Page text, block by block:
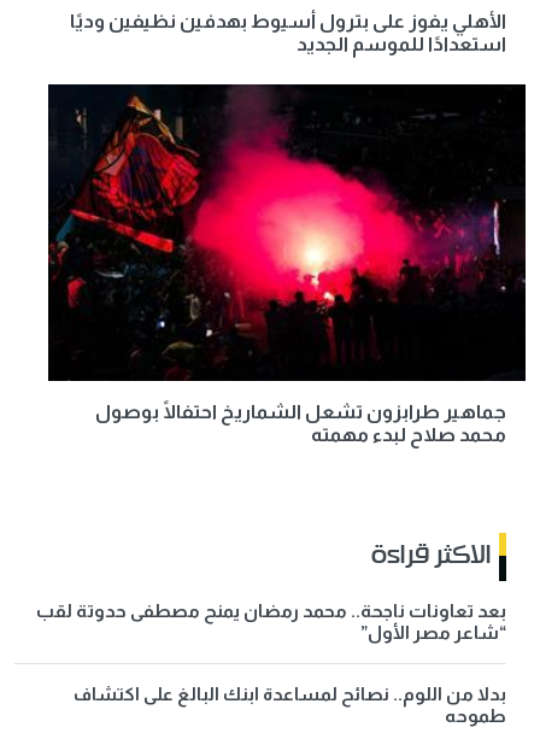
الأهلي يفوز على بترول أسيوط بهدفين نظيفين وديًا
استعدادًا للموسم الجديد
جماهير طرابزون تشعل الشماريخ احتفالًا بوصول
محمد صلاح لبدء مهمته
الاكثر قراءة
بعد تعاونات ناجحة.. محمد رمضان يمنح مصطفى حدوتة لقب
“شاعر مصر الأول”
بدلا من اللوم.. نصائح لمساعدة ابنك البالغ على اكتشاف
طموحه